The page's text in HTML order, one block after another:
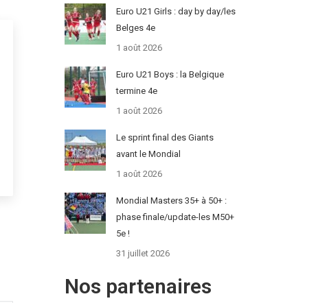
Euro U21 Girls : day by day/les
Belges 4e
1 août 2026
Euro U21 Boys : la Belgique
termine 4e
1 août 2026
Le sprint final des Giants
avant le Mondial
1 août 2026
Mondial Masters 35+ à 50+ :
phase finale/update-les M50+
5e !
31 juillet 2026
Nos partenaires